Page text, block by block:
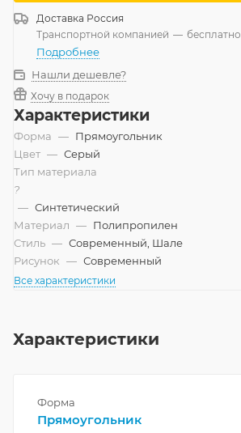
Доставка Россия
Транспортной компанией — бесплатно
Подробнее
Нашли дешевле?
Хочу в подарок
Характеристики
Форма — Прямоугольник
Цвет — Серый
Тип материала
?
— Синтетический
Материал — Полипропилен
Стиль — Современный, Шале
Рисунок — Современный
Все характеристики
Характеристики
Форма
Прямоугольник